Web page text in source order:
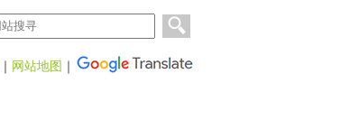
｜ 网站地图 ｜